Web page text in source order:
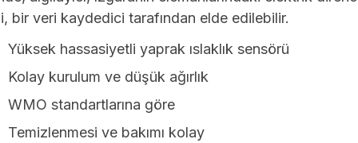
bir veri kaydedici tarafından elde edilebilir.
Yüksek hassasiyetli yaprak ıslaklık sensörü
Kolay kurulum ve düşük ağırlık
WMO standartlarına göre
Temizlenmesi ve bakımı kolay